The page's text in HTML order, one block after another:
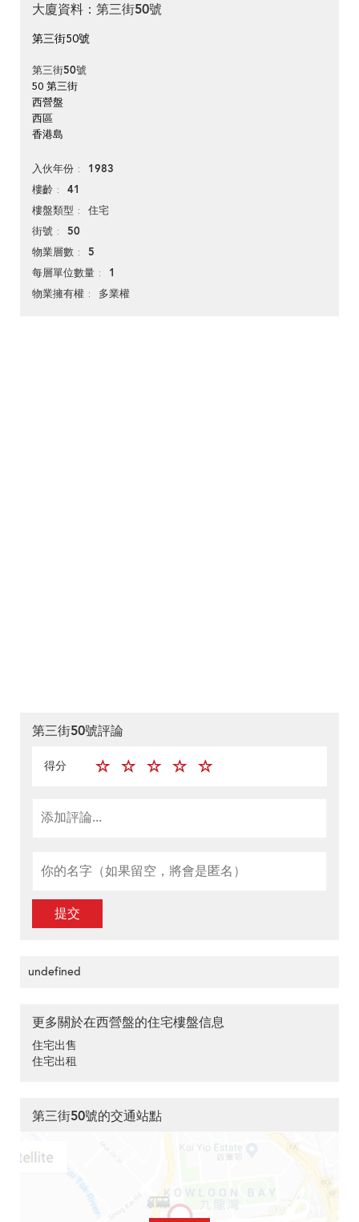
大廈資料：第三街50號
第三街50號
第三街50號
50 第三街
西營盤
西區
香港島
入伙年份 1983
樓齡 41
樓盤類型 住宅
街號 50
物業層數 5
每層單位數量 1
物業擁有權 多業權
第三街50號評論
得分
提交
undefined
更多關於在西營盤的住宅樓盤信息
住宅出售
住宅出租
第三街50號的交通站點